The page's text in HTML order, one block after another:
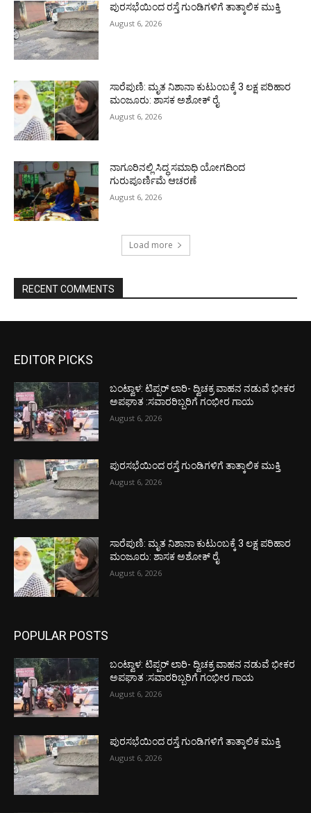
ಪುರಸಭೆಯಿಂದ ರಸ್ತೆ ಗುಂಡಿಗಳಿಗೆ ತಾತ್ಕಾಲಿಕ ಮುಕ್ತಿ
August 6, 2026
ಸಾರೆಪುಣಿ: ಮೃತ ನಿಶಾನಾ ಕುಟುಂಬಕ್ಕೆ 3 ಲಕ್ಷ ಪರಿಹಾರ
ಮಂಜೂರು: ಶಾಸಕ ಅಶೋಕ್ ರೈ
August 6, 2026
ನಾಗೂರಿನಲ್ಲಿ ಸಿದ್ಧ ಸಮಾಧಿ ಯೋಗದಿಂದ
ಗುರುಪೂರ್ಣಿಮೆ ಆಚರಣೆ
August 6, 2026
Load more
RECENT COMMENTS
EDITOR PICKS
ಬಂಟ್ವಾಳ: ಟಿಪ್ಪರ್ ಲಾರಿ- ದ್ವಿಚಕ್ರ ವಾಹನ ನಡುವೆ ಭೀಕರ
ಅಪಘಾತ :ಸವಾರರಿಬ್ಬರಿಗೆ ಗಂಭೀರ ಗಾಯ
August 6, 2026
ಪುರಸಭೆಯಿಂದ ರಸ್ತೆ ಗುಂಡಿಗಳಿಗೆ ತಾತ್ಕಾಲಿಕ ಮುಕ್ತಿ
August 6, 2026
ಸಾರೆಪುಣಿ: ಮೃತ ನಿಶಾನಾ ಕುಟುಂಬಕ್ಕೆ 3 ಲಕ್ಷ ಪರಿಹಾರ
ಮಂಜೂರು: ಶಾಸಕ ಅಶೋಕ್ ರೈ
August 6, 2026
POPULAR POSTS
ಬಂಟ್ವಾಳ: ಟಿಪ್ಪರ್ ಲಾರಿ- ದ್ವಿಚಕ್ರ ವಾಹನ ನಡುವೆ ಭೀಕರ
ಅಪಘಾತ :ಸವಾರರಿಬ್ಬರಿಗೆ ಗಂಭೀರ ಗಾಯ
August 6, 2026
ಪುರಸಭೆಯಿಂದ ರಸ್ತೆ ಗುಂಡಿಗಳಿಗೆ ತಾತ್ಕಾಲಿಕ ಮುಕ್ತಿ
August 6, 2026